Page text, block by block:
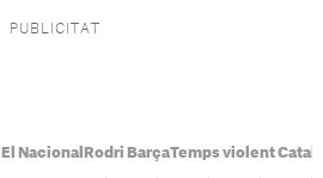
Nacional Rodri BarçaTemps violent